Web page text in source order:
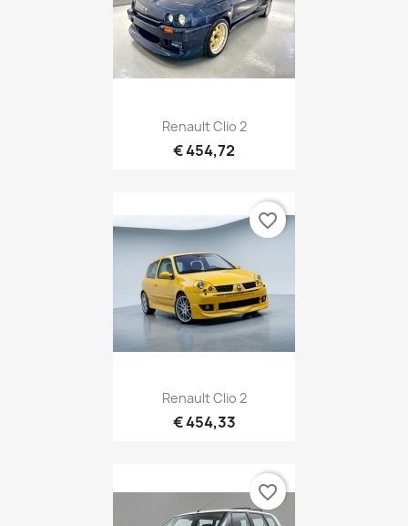
Renault Clio 2
€ 454,72
Renault Clio 2
€ 454,33
favorite_border
favorite_border